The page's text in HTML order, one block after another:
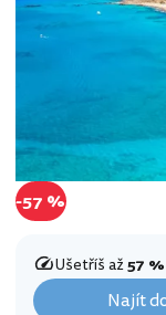
-57 %
Ušetříš až57 %
Najít